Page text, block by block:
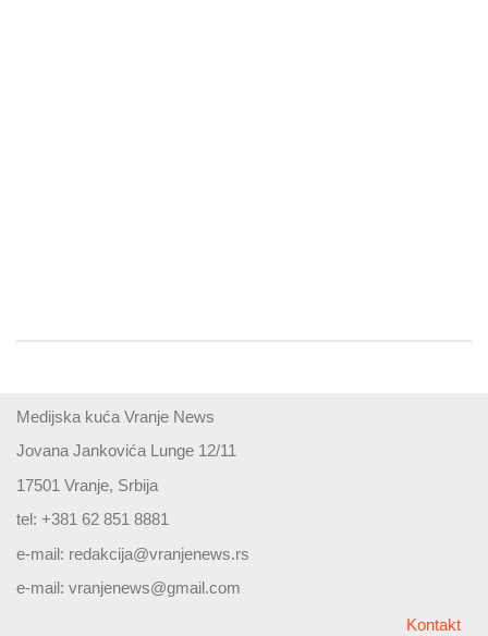
Medijska kuća Vranje News
Jovana Jankovića Lunge 12/11
17501 Vranje, Srbija
tel: +381 62 851 8881
e-mail: redakcija@vranjenews.rs
e-mail: vranjenews@gmail.com
Kontakt